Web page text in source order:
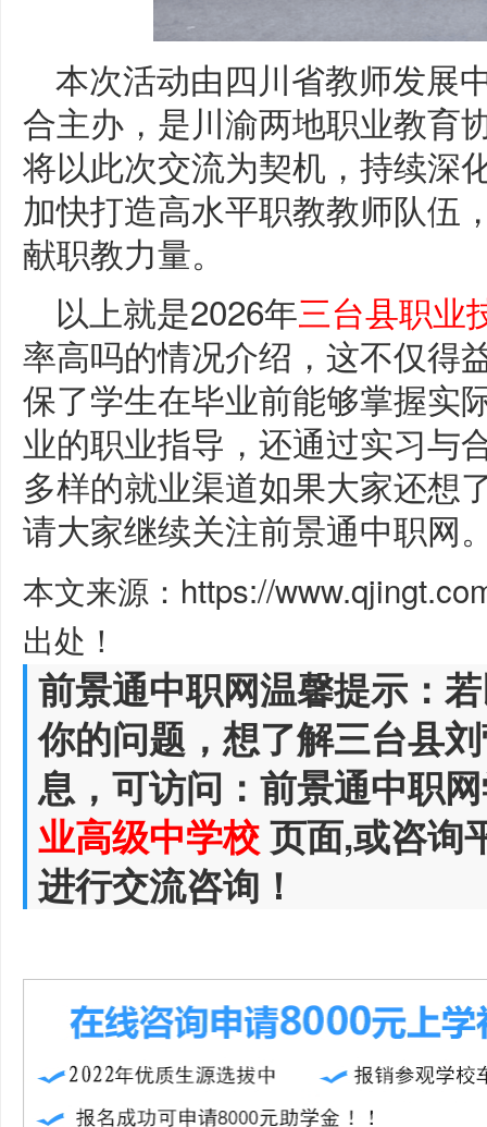
本次活动由四川省教师发展
合主办，是川渝两地职业教育
将以此次交流为契机，持续深
加快打造高水平职教教师队伍
献职教力量。
以上就是2026年三台县职业
率高吗的情况介绍，这不仅得
保了学生在毕业前能够掌握实
业的职业指导，还通过实习与
多样的就业渠道如果大家还想
请大家继续关注前景通中职网
本文来源：https://
出处！
前景通中职网温馨提示：
你的问题，想了解三台县
息，可访问：前景通中职
业高级中学校页面,或咨询
进行交流咨询！